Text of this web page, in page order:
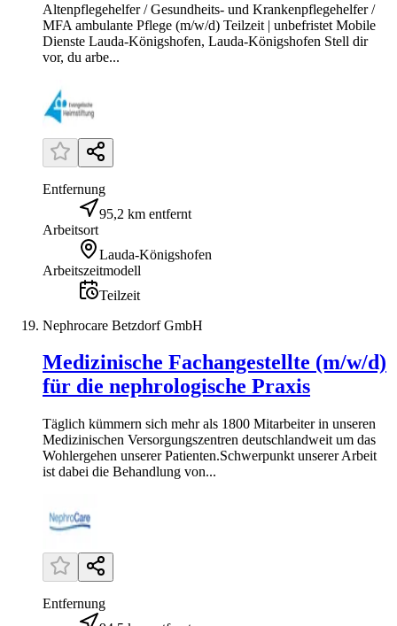
Altenpflegehelfer / Gesundheits- und Krankenpflegehelfer /
MFA ambulante Pflege (m/w/d) Teilzeit | unbefristet Mobile
Dienste Lauda-Königshofen, Lauda-Königshofen Stell dir
vor, du arbe...
Entfernung
95,2 km entfernt
Arbeitsort
Lauda-Königshofen
Arbeitszeitmodell
Teilzeit
Nephrocare Betzdorf GmbH
Medizinische Fachangestellte (m/w/d)
für die nephrologische Praxis
Täglich kümmern sich mehr als 1800 Mitarbeiter in unseren
Medizinischen Versorgungszentren deutschlandweit um das
Wohlergehen unserer Patienten.Schwerpunkt unserer Arbeit
ist dabei die Behandlung von...
Entfernung